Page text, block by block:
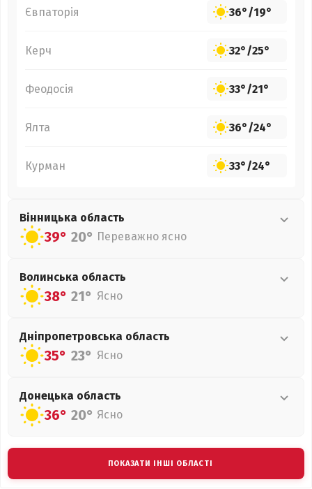
Євпаторія 36°/19°
Керч 32°/25°
Феодосія 33°/21°
Ялта 36°/24°
Курман 33°/24°
Вінницька область
39° 20° Переважно ясно
Волинська область
38° 21° Ясно
Дніпропетровська область
35° 23° Ясно
Донецька область
36° 20° Ясно
ПОКАЗАТИ ІНШІ ОБЛАСТІ